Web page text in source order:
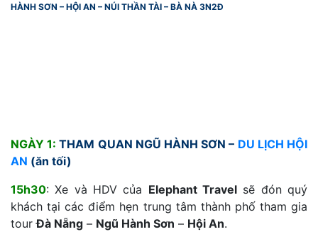
HÀNH SƠN – HỘI AN – NÚI THẦN TÀI – BÀ NÀ 3N2Đ
NGÀY 1: THAM QUAN NGŨ HÀNH SƠN – DU LỊCH HỘI
AN (ăn tối)
15h30: Xe và HDV của Elephant Travel sẽ đón quý
khách tại các điểm hẹn trung tâm thành phố tham gia
tourĐà Nẵng – Ngũ Hành Sơn – Hội An.